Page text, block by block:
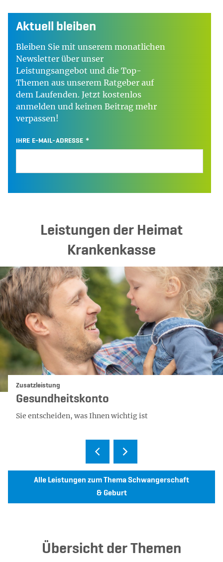
Aktuell bleiben
Bleiben Sie mit unserem monatlichen
Newsletter über unser
Leistungsangebot und die Top-
Themen aus unserem Ratgeber auf
dem Laufenden. Jetzt kostenlos
anmelden und keinen Beitrag mehr
verpassen!
IHRE E-MAIL-ADRESSE
Leistungen der Heimat
Krankenkasse
Kategorie:
Zusatzleistung
Gesundheitskonto
Sie entscheiden, was Ihnen wichtig ist
Alle Leistungen zum Thema Schwangerschaft
& Geburt
Übersicht der Themen